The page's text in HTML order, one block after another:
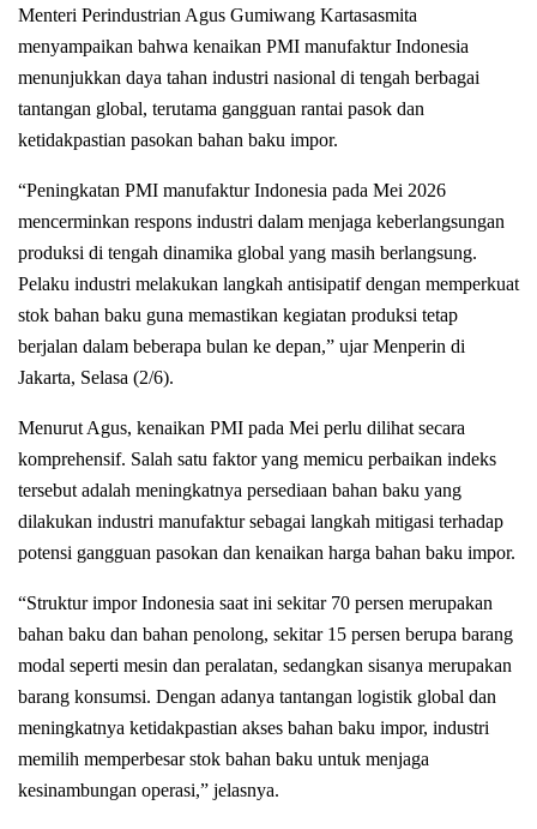
Menteri Perindustrian Agus Gumiwang Kartasasmita
menyampaikan bahwa kenaikan PMI manufaktur Indonesia
menunjukkan daya tahan industri nasional di tengah berbagai
tantangan global, terutama gangguan rantai pasok dan
ketidakpastian pasokan bahan baku impor.
“Peningkatan PMI manufaktur Indonesia pada Mei 2026
mencerminkan respons industri dalam menjaga keberlangsungan
produksi di tengah dinamika global yang masih berlangsung.
Pelaku industri melakukan langkah antisipatif dengan memperkuat
stok bahan baku guna memastikan kegiatan produksi tetap
berjalan dalam beberapa bulan ke depan,” ujar Menperin di
Jakarta, Selasa (2/6).
Menurut Agus, kenaikan PMI pada Mei perlu dilihat secara
komprehensif. Salah satu faktor yang memicu perbaikan indeks
tersebut adalah meningkatnya persediaan bahan baku yang
dilakukan industri manufaktur sebagai langkah mitigasi terhadap
potensi gangguan pasokan dan kenaikan harga bahan baku impor.
“Struktur impor Indonesia saat ini sekitar 70 persen merupakan
bahan baku dan bahan penolong, sekitar 15 persen berupa barang
modal seperti mesin dan peralatan, sedangkan sisanya merupakan
barang konsumsi. Dengan adanya tantangan logistik global dan
meningkatnya ketidakpastian akses bahan baku impor, industri
memilih memperbesar stok bahan baku untuk menjaga
kesinambungan operasi,” jelasnya.